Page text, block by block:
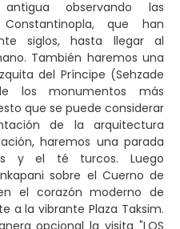
observando las
que han
siglos, hasta llegar al
También haremos una
del Príncipe (Sehzade
los monumentos más
que se puede considerar
de la arquitectura
haremos una parada
y el té turcos. Luego
sobre el Cuerno de
el corazón moderno de
a la vibrante Plaza Taksim.